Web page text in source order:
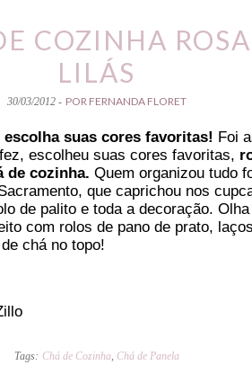
COZINHA
LILÁS
30/03/2012 - POR FERNANDA FLORET
escolha suas cores favoritas! Foi
escolheu suas cores favoritas,
de cozinha. Quem organizou tudo
que caprichou nos
de palito e toda a decoração.
com rolos de pano de prato,
chá no topo!
Tags: Chá de Cozinha, Chá de Panela